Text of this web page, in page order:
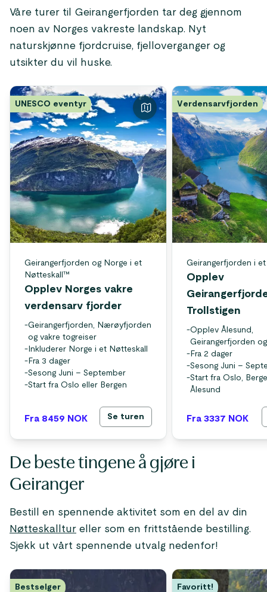
Våre turer til Geirangerfjorden tar deg gjennom
noen av Norges vakreste landskap. Nyt
naturskjønne fjordcruise, fjelloverganger og
utsikter du vil huske.
UNESCO eventyr
Geirangerfjorden og Norge i et
Nøtteskall™
Opplev Norges vakre
verdensarv fjorder
-Geirangerfjorden, Nærøyfjorden
og vakre togreiser
- Inkluderer Norge i et Nøtteskall
- Fra 3 dager
-Sesong Juni – September
-Start fra Oslo eller Bergen
Fra 8459 NOK Se turen
Verdensarvfjorden
Geirangerfjorden i
Opplev
Trollstigen
-Opplev Ålesund,
Geirangerfjorden
- Fra 2 dager
-Sesong Juni –
-Start fra Oslo,
Ålesund
Fra 3337 NOK
De beste tingene å gjøre i
Geiranger
Bestill en spennende aktivitet som en del av din
Nøtteskalltur eller som en frittstående bestilling.
Sjekk ut vårt spennende utvalg nedenfor!
Bestselger Favoritt!